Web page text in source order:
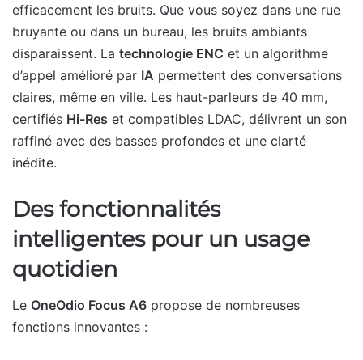
efficacement les bruits. Que vous soyez dans une rue
bruyante ou dans un bureau, les bruits ambiants
disparaissent. La technologie ENC et un algorithme
d’appel amélioré par IA permettent des conversations
claires, même en ville. Les haut-parleurs de 40 mm,
certifiés Hi-Res et compatibles LDAC, délivrent un son
raffiné avec des basses profondes et une clarté
inédite.
Des fonctionnalités
intelligentes pour un usage
quotidien
Le OneOdio Focus A6 propose de nombreuses
fonctions innovantes :